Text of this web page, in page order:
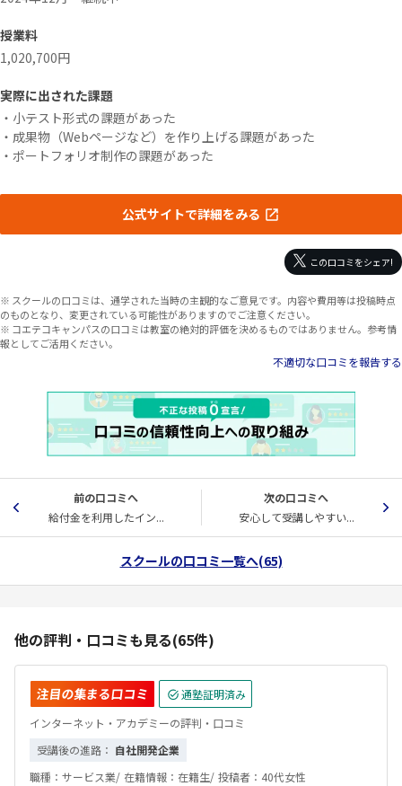
授業料
1,020,700円
実際に出された課題
・小テスト形式の課題があった
・成果物（Webページなど）を作り上げる課題があった
・ポートフォリオ制作の課題があった
公式サイトで詳細をみる
この口コミをシェア!
※ スクールの口コミは、通学された当時の主観的なご意見です。内容や費用等は投稿時点
のものとなり、変更されている可能性がありますのでご注意ください。
※ コエテコキャンパスの口コミは教室の絶対的評価を決めるものではありません。参考情
報としてご活用ください。
不適切な口コミを報告する
前の口コミへ
給付金を利用したイン...
次の口コミへ
安心して受講しやすい...
スクールの口コミ一覧へ(65)
他の評判・口コミも見る(65件)
注目の集まる口コミ
通塾証明済み
インターネット・アカデミーの評判・口コミ
受講後の進路： 自社開発企業
職種： サービス業/ 在籍情報： 在籍生/ 投稿者： 40代女性